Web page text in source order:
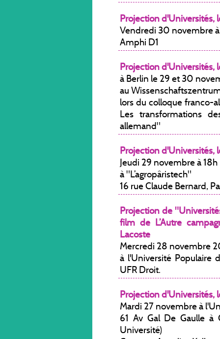
Projection d'Universités,
Vendredi 30 novembre
Amphi D1
Projection d'Universités,
à Berlin le 29 et 30
au
lors du colloque franco-
Les transformations
allemand"
Projection d'Universités,
Jeudi 29 novembre à 18h
à "L’agropâristech"
16 rue Claude Bernard,
Projection de
film de L’Autre
Lacoste
Mercredi 28 novembre
à l'Université Populaire
UFR Droit.
Projection d'Universités,
Mardi 27 novembre à
61 Av Gal De Gaulle à
Université)